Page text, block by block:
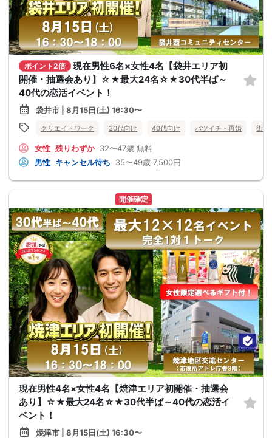
ポイント2倍
現在男性6名×女性4名【袋井エリア初
開催・抽選会あり】☆★最大24名☆★30代半ば～
40代の恋活イベント！
袋井市 | 8月15日(土) 16:30〜
クリエイトワーク 30代向け 40代向け バツイチ・再婚 街コ
女性 残りわずか 32〜47歳 無料
男性 キャンセル待ち 35〜49歳 7,500円
開催確定
現在男性4名×女性4名【焼津エリア初開催・抽選会
あり】☆★最大24名☆★30代半ば～40代の恋活イ
ベント！
焼津市 | 8月15日(土) 16:30〜